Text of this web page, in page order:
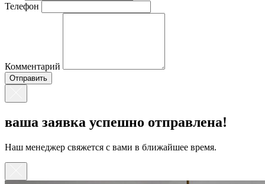
Телефон
Комментарий
ваша заявка успешно отправлена!
Наш менеджер свяжется с вами в ближайшее время.